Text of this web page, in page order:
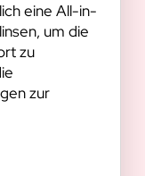
eine All-in-
um die
zu
zur